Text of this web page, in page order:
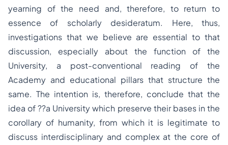
yearning of the need and, therefore, to return to
essence of scholarly desideratum. Here, thus,
investigations that we believe are essential to that
discussion, especially about the function of the
University, a post-conventional reading of the
Academy and educational pillars that structure the
same. The intention is, therefore, conclude that the
idea of ??a University which preserve their bases in the
corollary of humanity, from which it is legitimate to
discuss interdisciplinary and complex at the core of